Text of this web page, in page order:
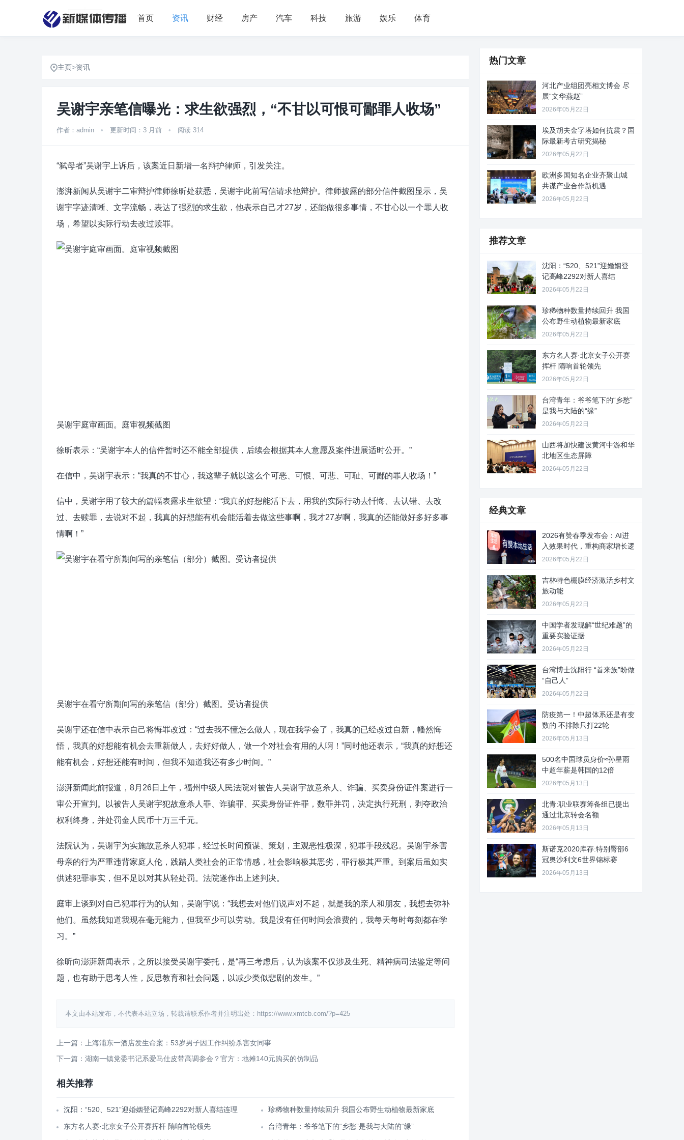
首页 资讯 财经 房产 汽车 科技 旅游 娱乐 体育
主页>资讯
吴谢宇亲笔信曝光：求生欲强烈，“不甘以可恨可鄙罪人收场”
作者：admin • 更新时间：3 月前 • 阅读 314
“弑母者”吴谢宇上诉后，该案近日新增一名辩护律师，引发关注。
澎湃新闻从吴谢宇二审辩护律师徐昕处获悉，吴谢宇此前写信请求他辩护。律师披露的部分信件截图显示，吴
谢宇字迹清晰、文字流畅，表达了强烈的求生欲，他表示自己才27岁，还能做很多事情，不甘心以一个罪人收
场，希望以实际行动去改过赎罪。
吴谢宇庭审画面。庭审视频截图
徐昕表示：“吴谢宇本人的信件暂时还不能全部提供，后续会根据其本人意愿及案件进展适时公开。”
在信中，吴谢宇表示：“我真的不甘心，我这辈子就以这么个可恶、可恨、可悲、可耻、可鄙的罪人收场！”
信中，吴谢宇用了较大的篇幅表露求生欲望：“我真的好想能活下去，用我的实际行动去忏悔、去认错、去改
过、去赎罪，去说对不起，我真的好想能有机会能活着去做这些事啊，我才27岁啊，我真的还能做好多好多事
情啊！”
吴谢宇在看守所期间写的亲笔信（部分）截图。受访者提供
吴谢宇还在信中表示自己将悔罪改过：“过去我不懂怎么做人，现在我学会了，我真的已经改过自新，幡然悔
悟，我真的好想能有机会去重新做人，去好好做人，做一个对社会有用的人啊！”同时他还表示，“我真的好想还
能有机会，好想还能有时间，但我不知道我还有多少时间。”
澎湃新闻此前报道，8月26日上午，福州中级人民法院对被告人吴谢宇故意杀人、诈骗、买卖身份证件案进行一
审公开宣判。以被告人吴谢宇犯故意杀人罪、诈骗罪、买卖身份证件罪，数罪并罚，决定执行死刑，剥夺政治
权利终身，并处罚金人民币十万三千元。
法院认为，吴谢宇为实施故意杀人犯罪，经过长时间预谋、策划，主观恶性极深，犯罪手段残忍。吴谢宇杀害
母亲的行为严重违背家庭人伦，践踏人类社会的正常情感，社会影响极其恶劣，罪行极其严重。到案后虽如实
供述犯罪事实，但不足以对其从轻处罚。法院遂作出上述判决。
庭审上谈到对自己犯罪行为的认知，吴谢宇说：“我想去对他们说声对不起，就是我的亲人和朋友，我想去弥补
他们。虽然我知道我现在毫无能力，但我至少可以劳动。我是没有任何时间会浪费的，我每天每时每刻都在学
习。”
徐昕向澎湃新闻表示，之所以接受吴谢宇委托，是“再三考虑后，认为该案不仅涉及生死、精神病司法鉴定等问
题，也有助于思考人性，反思教育和社会问题，以减少类似悲剧的发生。”
本文由本站发布，不代表本站立场，转载请联系作者并注明出处：https://www.xmtcb.com/?p=425
上一篇：上海浦东一酒店发生命案：53岁男子因工作纠纷杀害女同事
下一篇：湖南一镇党委书记系爱马仕皮带高调参会？官方：地摊140元购买的仿制品
相关推荐
沈阳：“520、521”迎婚姻登记高峰2292对新人喜结连理 珍稀物种数量持续回升 我国公布野生动植物最新家底
东方名人赛·北京女子公开赛挥杆 隋响首轮领先 台湾青年：爷爷笔下的“乡愁”是我与大陆的“缘”
热门文章
河北产业组团亮相文博会 尽
展“文华燕赵”
2026年05月22日
埃及胡夫金字塔如何抗震？国
际最新考古研究揭秘
2026年05月22日
欧洲多国知名企业齐聚山城
共谋产业合作新机遇
2026年05月22日
推荐文章
沈阳：“520、521”迎婚姻登
记高峰2292对新人喜结
2026年05月22日
珍稀物种数量持续回升 我国
公布野生动植物最新家底
2026年05月22日
东方名人赛·北京女子公开赛
挥杆 隋响首轮领先
2026年05月22日
台湾青年：爷爷笔下的“乡愁”
是我与大陆的“缘”
2026年05月22日
山西将加快建设黄河中游和华
北地区生态屏障
2026年05月22日
经典文章
2026有赞春季发布会：AI进
入效果时代，重构商家增长逻
2026年05月22日
吉林特色棚膜经济激活乡村文
旅动能
2026年05月22日
中国学者发现解“世纪难题”的
重要实验证据
2026年05月22日
台湾博士沈阳行 “首来族”盼做
“自己人”
2026年05月22日
防疫第一！中超体系还是有变
数的 不排除只打22轮
2026年05月13日
500名中国球员身价≈孙星雨
中超年薪是韩国的12倍
2026年05月13日
北青:职业联赛筹备组已提出
通过北京转会名额
2026年05月13日
斯诺克2020库存:特别臀部6
冠奥沙利文6世界锦标赛
2026年05月13日